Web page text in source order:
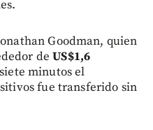
Goodman, quien
deUS$1,6
minutos el
fue transferido sin